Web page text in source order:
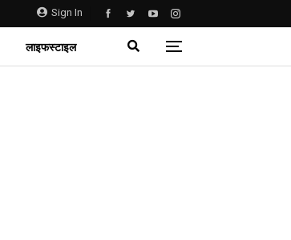
Sign In
लाइफस्टाइल